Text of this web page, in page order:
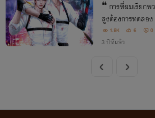
❝ การที่ผมเรียกพ
สูงต้องการทดลอ
มีร่างกายกำยำแล
รตั้งครรภ์ได้ ❞
1.9K 6 0
3 ปีที่แล้ว